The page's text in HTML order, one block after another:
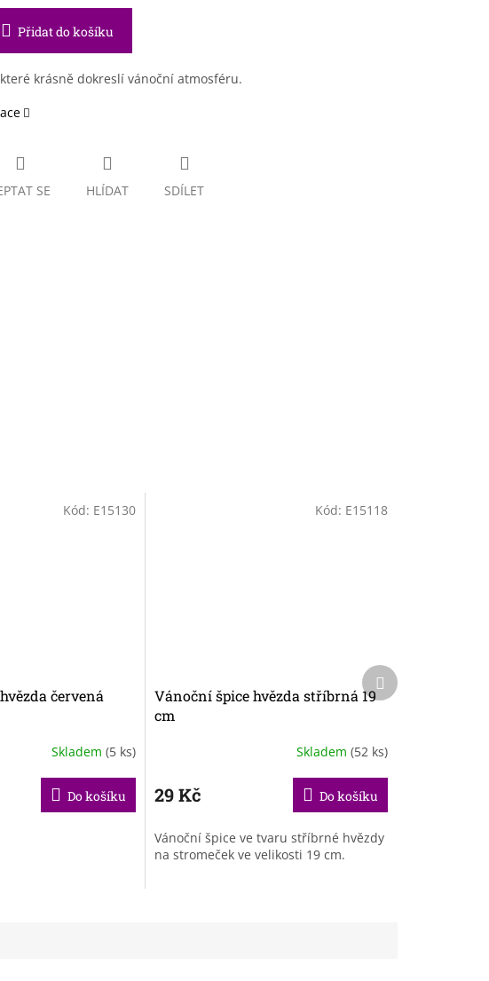
Přidat do košíku
krásně dokreslí vánoční atmosféru.
SE HLÍDAT SDÍLET
červená
Skladem (5 ks)
Do košíku
Kód: E15130
Vánoční špice hvězda stříbrná 19
cm
Skladem (52 ks)
29 Kč Do košíku
Vánoční špice ve tvaru stříbrné hvězdy
na stromeček ve velikosti 19 cm.
Kód: E15118
Další
produkt